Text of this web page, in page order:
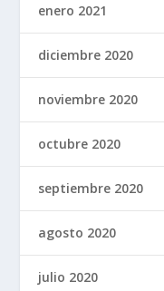
enero 2021
diciembre 2020
noviembre 2020
octubre 2020
septiembre 2020
agosto 2020
julio 2020